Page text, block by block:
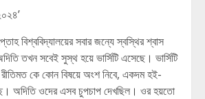
বিশ্ববিদ্যালয়ের সবার জন্যে স্বস্থির শ্বাস
তখন সবেই সুস্থ হয়ে ভার্সিটি এসেছে। ভার্সিটি
কে কোন বিষয়ে অংশ নিবে, একদম হই-
অদিতি ওদের এসব চুপচাপ দেখছিল। ওর হয়তো